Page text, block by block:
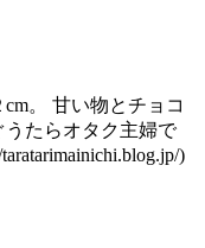
。 甘い物とチョコ
たらオタク主婦で
)